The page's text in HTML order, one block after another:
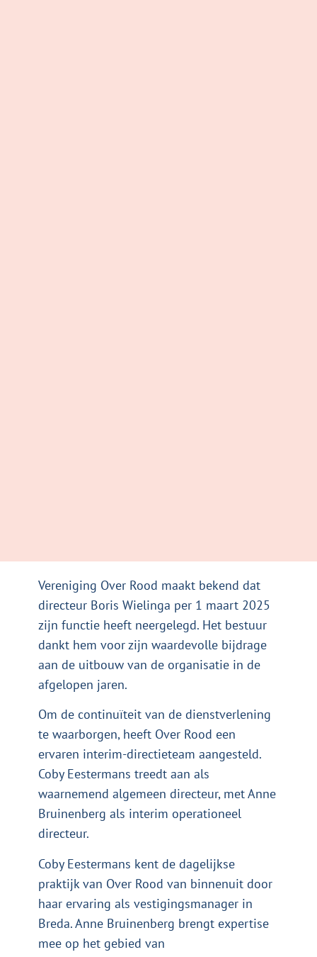
Vereniging Over Rood maakt bekend dat
directeur Boris Wielinga per 1 maart 2025
zijn functie heeft neergelegd. Het bestuur
dankt hem voor zijn waardevolle bijdrage
aan de uitbouw van de organisatie in de
afgelopen jaren.
Om de continuïteit van de dienstverlening
te waarborgen, heeft Over Rood een
ervaren interim-directieteam aangesteld.
Coby Eestermans treedt aan als
waarnemend algemeen directeur, met Anne
Bruinenberg als interim operationeel
directeur.
Coby Eestermans kent de dagelijkse
praktijk van Over Rood van binnenuit door
haar ervaring als vestigingsmanager in
Breda. Anne Bruinenberg brengt expertise
mee op het gebied van